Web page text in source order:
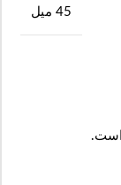
45 میل
است.